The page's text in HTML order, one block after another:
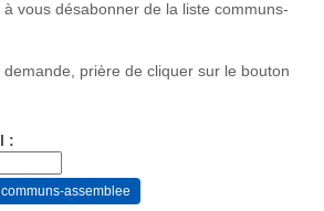
vous désabonner de la liste communs-
prière de cliquer sur le bouton
: